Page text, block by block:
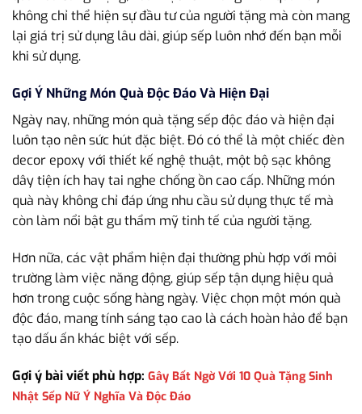
không chỉ thể hiện sự đầu tư của người tặng mà còn mang
lại giá trị sử dụng lâu dài, giúp sếp luôn nhớ đến bạn mỗi
khi sử dụng.
Gợi Ý Những Món Quà Độc Đáo Và Hiện Đại
Ngày nay, những món quà tặng sếp độc đáo và hiện đại
luôn tạo nên sức hút đặc biệt. Đó có thể là một chiếc đèn
decor epoxy với thiết kế nghệ thuật, một bộ sạc không
dây tiện ích hay tai nghe chống ồn cao cấp. Những món
quà này không chỉ đáp ứng nhu cầu sử dụng thực tế mà
còn làm nổi bật gu thẩm mỹ tinh tế của người tặng.
Hơn nữa, các vật phẩm hiện đại thường phù hợp với môi
trường làm việc năng động, giúp sếp tận dụng hiệu quả
hơn trong cuộc sống hàng ngày. Việc chọn một món quà
độc đáo, mang tính sáng tạo cao là cách hoàn hảo để bạn
tạo dấu ấn khác biệt với sếp.
Gợi ý bài viết phù hợp: Gây Bất Ngờ Với 10 Quà Tặng Sinh
Nhật Sếp Nữ Ý Nghĩa Và Độc Đáo